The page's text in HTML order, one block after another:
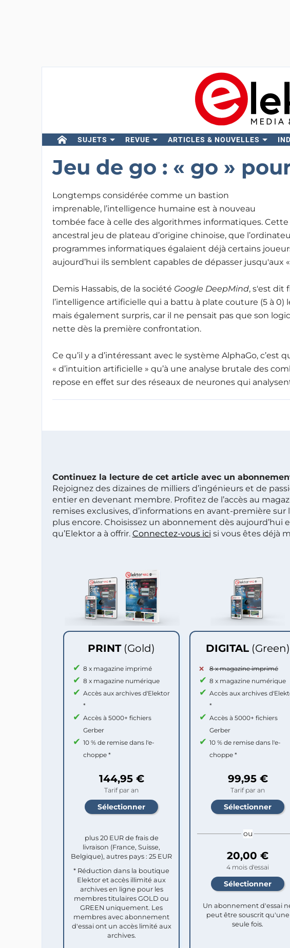
SUJETS REVUE ARTICLES & NOUVELLES
Jeu de go : « go »
Longtemps considérée comme un bastion
imprenable, l’intelligence humaine est à nouveau
tombée face à celle des algorithmes informatiques. Cette
ancestral jeu de plateau d’origine chinoise, que
programmes informatiques égalaient déjà certains
aujourd’hui ils semblent capables de dépasser jusqu'aux
Demis Hassabis, de la société Google DeepMind, s'est dit
l’intelligence artificielle qui a battu à plate couture (5 à 0)
mais également surpris, car il ne pensait pas que son
nette dès la première confrontation.
Ce qu’il y a d’intéressant avec le système AlphaGo, c’est
« d’intuition artificielle » qu’à une analyse brutale des
repose en effet sur des réseaux de neurones qui
Continuez la lecture de cet article avec un
Rejoignez des dizaines de milliers d’ingénieurs et de
entier en devenant membre. Profitez de l’accès au
remises exclusives, d’informations en avant-première
plus encore. Choisissez un abonnement dès aujourd’hui
qu’Elektor a à offrir. Connectez-vous ici si vous êtes déjà
PRINT (Gold)
8 x magazine imprimé
8 x magazine numérique
Accès aux archives d'Elektor
*
Accès à 5000+ fichiers
Gerber
10 % de remise dans l'e-
choppe *
144,95 €
Tarif par an
plus 20 EUR de frais de
livraison (France, Suisse,
Belgique), autres pays : 25 EUR
* Réduction dans la boutique
Elektor et accès illimité aux
archives en ligne pour les
membres titulaires GOLD ou
GREEN uniquement. Les
membres avec abonnement
d'essai ont un accès limité aux
archives.
DIGITAL (Green)
8 x magazine imprimé
8 x magazine numérique
Accès aux archives
*
Accès à 5000+ fichiers
Gerber
10 % de remise dans l'e-
choppe *
99,95 €
Tarif par an
ou
20,00 €
4 mois d'essai
Un abonnement d'essai
peut être souscrit qu'une
seule fois.​